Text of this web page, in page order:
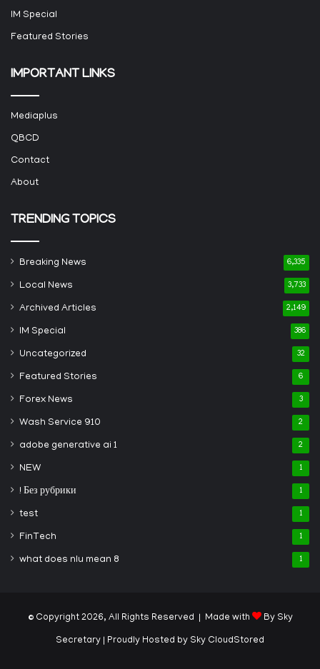
IM Special
Featured Stories
IMPORTANT LINKS
Mediaplus
QBCD
Contact
About
TRENDING TOPICS
Breaking News 6,335
Local News 3,733
Archived Articles 2,149
IM Special 386
Uncategorized 32
Featured Stories 6
Forex News 3
Wash Service 910 2
adobe generative ai 1 2
NEW 1
! Без рубрики 1
test 1
FinTech 1
what does nlu mean 8 1
© Copyright 2026, All Rights Reserved | Made with By Sky
Secretary | Proudly Hosted by Sky CloudStored